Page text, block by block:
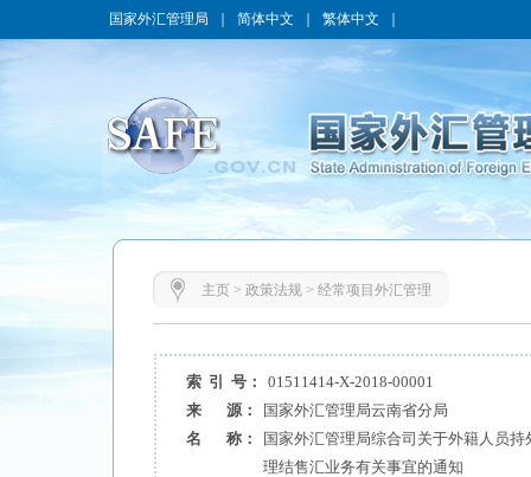
国家外汇管理局 简体中文 繁体中文
主页> 政策法规> 经常项目外汇管理
索 引 号：
01511414-X-2018-00001
来 源：
国家外汇管理局云南省分局
名 称：
国家外汇管理局综合司关于外籍人员
理结售汇业务有关事宜的通知